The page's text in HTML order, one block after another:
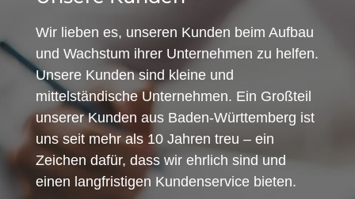
Wir lieben es, unseren Kunden beim Aufbau
und Wachstum ihrer Unternehmen zu helfen.
Unsere Kunden sind kleine und
mittelständische Unternehmen. Ein Großteil
unserer Kunden aus Baden-Württemberg ist
uns seit mehr als 10 Jahren treu – ein
Zeichen dafür, dass wir ehrlich sind und
einen langfristigen Kundenservice bieten.